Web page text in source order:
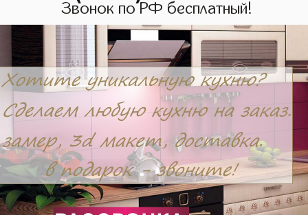
Звонок по РФ бесплатный!